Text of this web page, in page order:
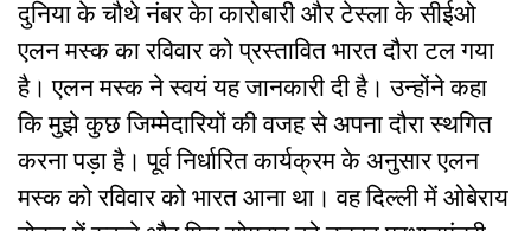
दुनिया के चौथे नंबर केा कारोबारी और टेस्ला के सीईओ
एलन मस्क का रविवार को प्रस्तावित भारत दौरा टल गया
है। एलन मस्क ने स्वयं यह जानकारी दी है। उन्होंने कहा
कि मुझे कुछ जिम्मेदारियों की वजह से अपना दौरा स्थगित
करना पड़ा है। पूर्व निर्धारित कार्यक्रम के अनुसार एलन
मस्क को रविवार को भारत आना था। वह दिल्ली में ओबेराय